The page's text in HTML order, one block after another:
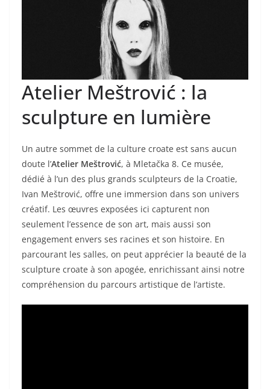
Atelier Meštrović : la
sculpture en lumière
Un autre sommet de la culture croate est sans aucun
doute l’Atelier Meštrović, à Mletačka 8. Ce musée,
dédié à l’un des plus grands sculpteurs de la Croatie,
Ivan Meštrović, offre une immersion dans son univers
créatif. Les œuvres exposées ici capturent non
seulement l’essence de son art, mais aussi son
engagement envers ses racines et son histoire. En
parcourant les salles, on peut apprécier la beauté de la
sculpture croate à son apogée, enrichissant ainsi notre
compréhension du parcours artistique de l’artiste.